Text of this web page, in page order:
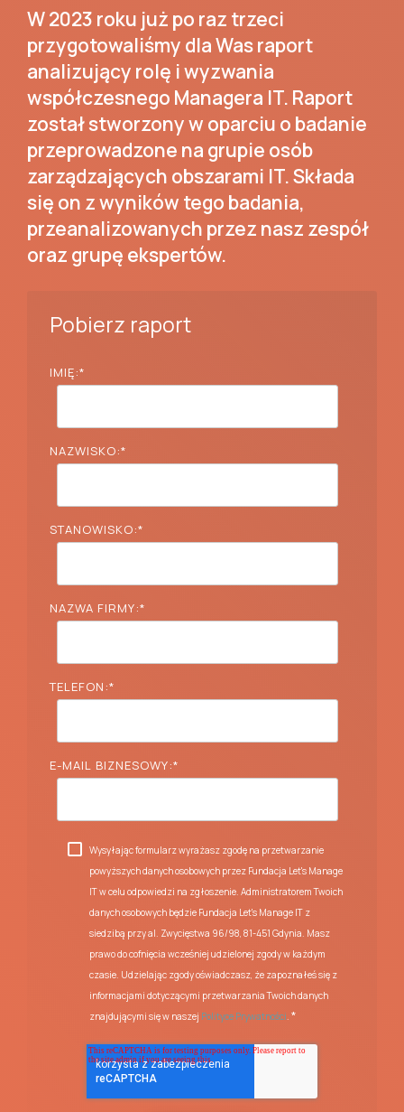
W 2023 roku już po raz trzeci
przygotowaliśmy dla Was raport
analizujący rolę i wyzwania
współczesnego Managera IT. Raport
został stworzony w oparciu o badanie
przeprowadzone na grupie osób
zarządzających obszarami IT. Składa
się on z wyników tego badania,
przeanalizowanych przez nasz zespół
oraz grupę ekspertów.
Pobierz raport
IMIĘ:*
NAZWISKO:*
STANOWISKO:*
NAZWA FIRMY:*
TELEFON:*
E-MAIL BIZNESOWY:*
Wysyłając formularz wyrażasz zgodę na przetwarzanie
powyższych danych osobowych przez Fundacja Let's Manage
IT w celu odpowiedzi na zgłoszenie. Administratorem Twoich
danych osobowych będzie Fundacja Let's Manage IT z
siedzibą przy al. Zwycięstwa 96/98, 81-451 Gdynia. Masz
prawo do cofnięcia wcześniej udzielonej zgody w każdym
czasie. Udzielając zgody oświadczasz, że zapoznałeś się z
informacjami dotyczącymi przetwarzania Twoich danych
znajdującymi się w naszej Polityce Prywatności. *